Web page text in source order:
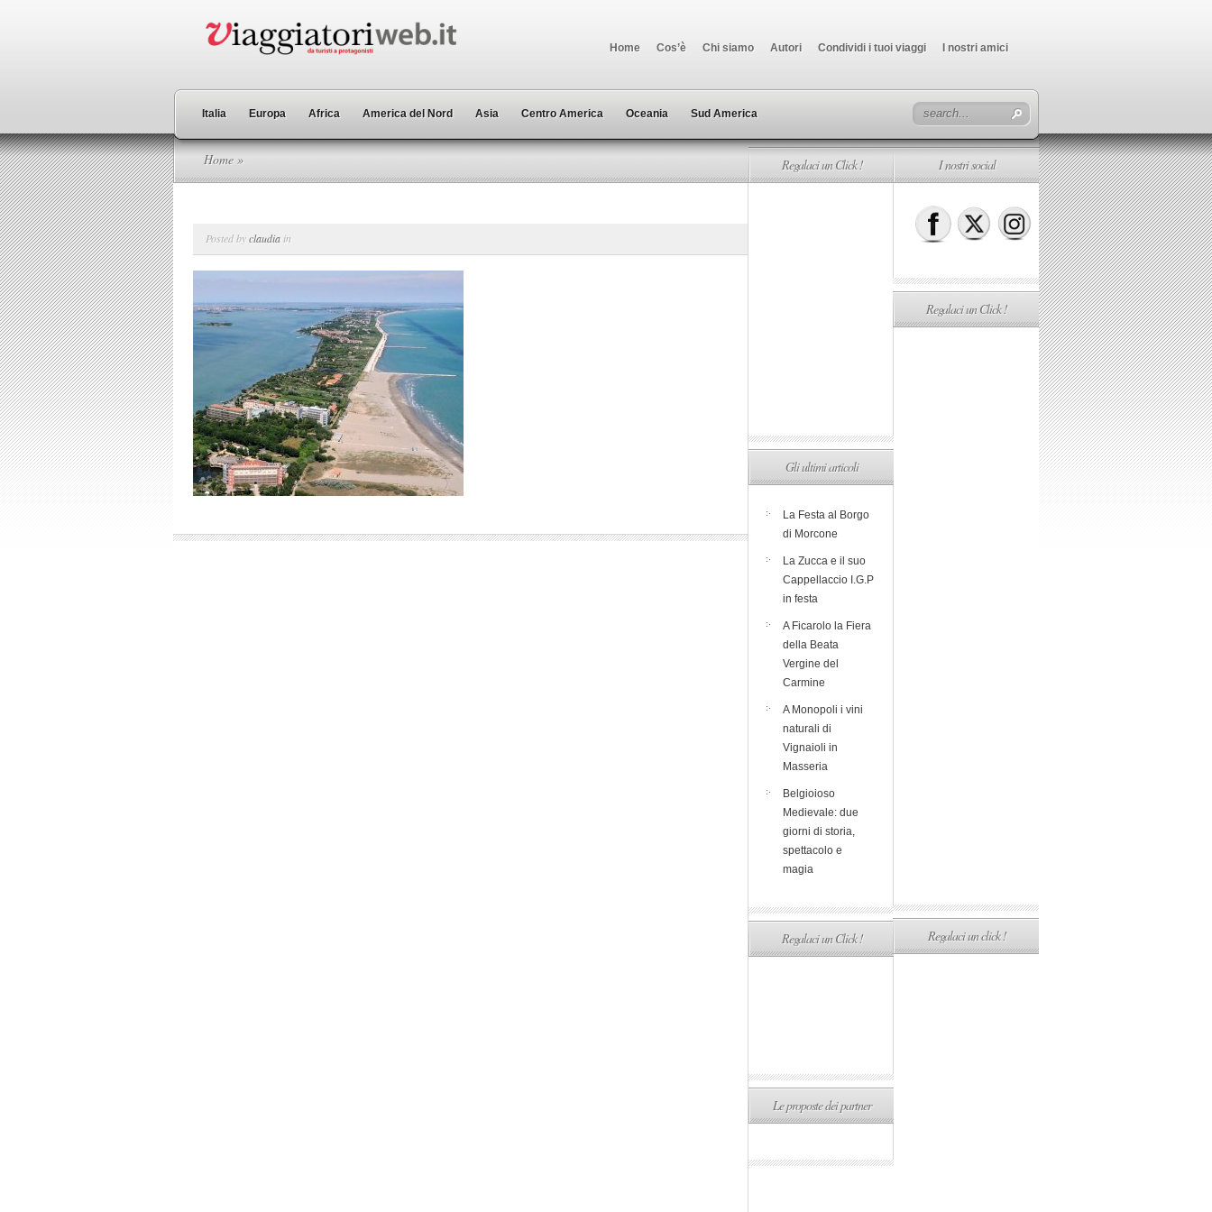
Home Cos’è Chi siamo Autori Condividi i tuoi viaggi I nostri amici
Italia Europa Africa America del Nord Asia Centro America Oceania Sud America
Home »
Posted byclaudia in
Regalaci un Click !
Gli ultimi articoli
La Festa al Borgo
di Morcone
La Zucca e il suo
Cappellaccio I.G.P
in festa
A Ficarolo la Fiera
della Beata
Vergine del
Carmine
A Monopoli i vini
naturali di
Vignaioli in
Masseria
Belgioioso
Medievale: due
giorni di storia,
spettacolo e
magia
Regalaci un Click !
Le proposte dei partner
I nostri social
Regalaci un Click !
Regalaci un click !